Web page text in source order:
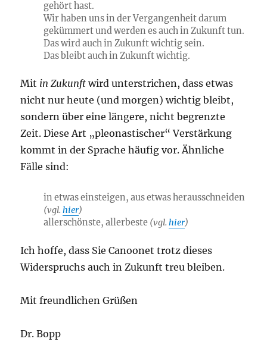
gehört hast.
Wir haben uns in der Vergangenheit darum
gekümmert und werden es auch in Zukunft tun.
Das wird auch in Zukunft wichtig sein.
Das bleibt auch in Zukunft wichtig.
Mit in Zukunft wird unterstrichen, dass etwas
nicht nur heute (und morgen) wichtig bleibt,
sondern über eine längere, nicht begrenzte
Zeit. Diese Art „pleonastischer“ Verstärkung
kommt in der Sprache häufig vor. Ähnliche
Fälle sind:
in etwas einsteigen, aus etwas herausschneiden
(vgl. hier)
allerschönste, allerbeste (vgl. hier)
Ich hoffe, dass Sie Canoonet trotz dieses
Widerspruchs auch in Zukunft treu bleiben.
Mit freundlichen Grüßen
Dr. Bopp